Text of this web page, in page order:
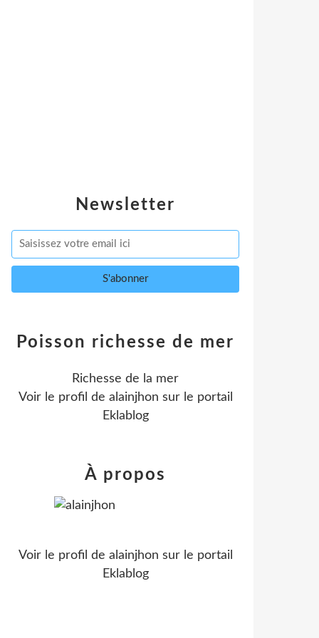
Newsletter
Poisson richesse de mer
Richesse de la mer
Voir le profil de alainjhon sur le portail
Eklablog
À propos
Voir le profil de alainjhon sur le portail
Eklablog